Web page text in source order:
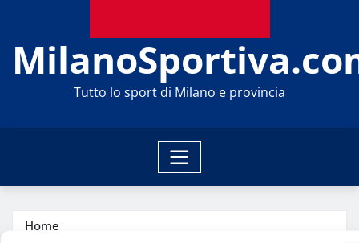
Tutto lo sport di Milano e provincia
Home